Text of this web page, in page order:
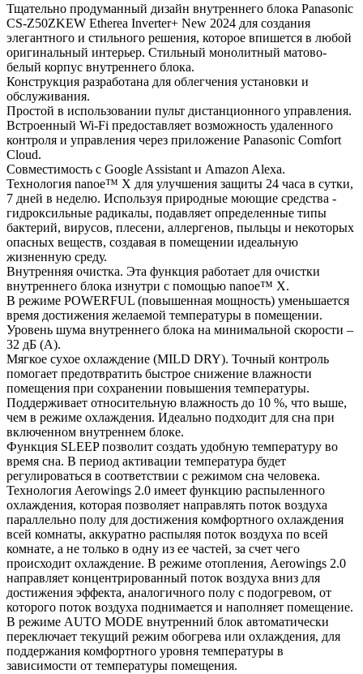
Тщательно продуманный дизайн внутреннего блока Panasonic
CS-Z50ZKEW Etherea Inverter+ New 2024 для создания
элегантного и стильного решения, которое впишется в любой
оригинальный интерьер. Стильный монолитный матово-
белый корпус внутреннего блока.
Конструкция разработана для облегчения установки и
обслуживания.
Простой в использовании пульт дистанционного управления.
Встроенный Wi-Fi предоставляет возможность удаленного
контроля и управления через приложение Panasonic Comfort
Cloud.
Совместимость с Google Assistant и Amazon Alexa.
Технология nanoe™ X для улучшения защиты 24 часа в сутки,
7 дней в неделю. Используя природные моющие средства -
гидроксильные радикалы, подавляет определенные типы
бактерий, вирусов, плесени, аллергенов, пыльцы и некоторых
опасных веществ, создавая в помещении идеальную
жизненную среду.
Внутренняя очистка. Эта функция работает для очистки
внутреннего блока изнутри с помощью nanoe™ X.
В режиме POWERFUL (повышенная мощность) уменьшается
время достижения желаемой температуры в помещении.
Уровень шума внутреннего блока на минимальной скорости –
32 дБ (А).
Мягкое сухое охлаждение (MILD DRY). Точный контроль
помогает предотвратить быстрое снижение влажности
помещения при сохранении повышения температуры.
Поддерживает относительную влажность до 10 %, что выше,
чем в режиме охлаждения. Идеально подходит для сна при
включенном внутреннем блоке.
Функция SLEEP позволит создать удобную температуру во
время сна. В период активации температура будет
регулироваться в соответствии с режимом сна человека.
Технология Аerowings 2.0 имеет функцию распыленного
охлаждения, которая позволяет направлять поток воздуха
параллельно полу для достижения комфортного охлаждения
всей комнаты, аккуратно распыляя поток воздуха по всей
комнате, а не только в одну из ее частей, за счет чего
происходит охлаждение. В режиме отопления, Aerowings 2.0
направляет концентрированный поток воздуха вниз для
достижения эффекта, аналогичного полу с подогревом, от
которого поток воздуха поднимается и наполняет помещение.
В режиме AUTO MODE внутренний блок автоматически
переключает текущий режим обогрева или охлаждения, для
поддержания комфортного уровня температуры в
зависимости от температуры помещения.